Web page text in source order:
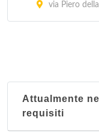
via Piero
Attualmente
requisiti